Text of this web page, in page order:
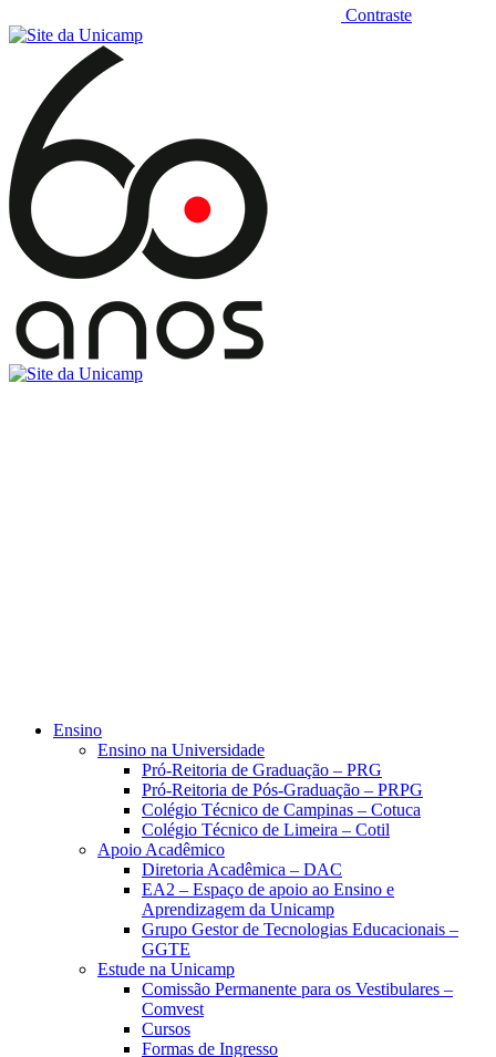
Contraste
Ensino
Ensino na Universidade
Pró-Reitoria de Graduação – PRG
Pró-Reitoria de Pós-Graduação – PRPG
Colégio Técnico de Campinas – Cotuca
Colégio Técnico de Limeira – Cotil
Apoio Acadêmico
Diretoria Acadêmica – DAC
EA2 – Espaço de apoio ao Ensino e
Aprendizagem da Unicamp
Grupo Gestor de Tecnologias Educacionais –
GGTE
Estude na Unicamp
Comissão Permanente para os Vestibulares –
Comvest
Cursos
Formas de Ingresso